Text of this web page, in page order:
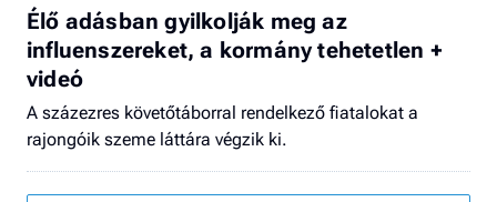
Élő adásban gyilkolják meg az
influenszereket, a kormány tehetetlen +
videó
A százezres követőtáborral rendelkező fiatalokat a
rajongóik szeme láttára végzik ki.